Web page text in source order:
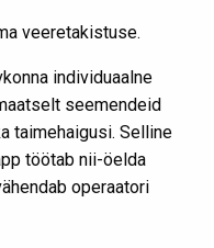
veeretakistuse.
individuaalne
seemendeid
taimehaigusi. Selline
töötab nii-öelda
operaatori